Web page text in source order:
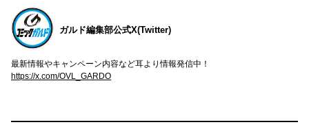
ガルド編集部公式X(Twitter)
最新情報やキャンペーン内容など耳より情報発信中！
https://x.com/OVL_GARDO